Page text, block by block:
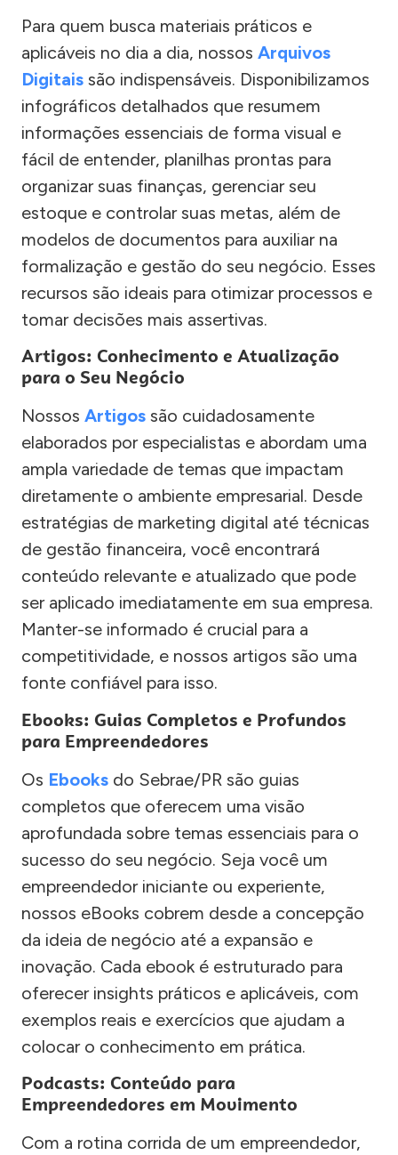
Para quem busca materiais práticos e
aplicáveis no dia a dia, nossos Arquivos
Digitais são indispensáveis. Disponibilizamos
infográficos detalhados que resumem
informações essenciais de forma visual e
fácil de entender, planilhas prontas para
organizar suas finanças, gerenciar seu
estoque e controlar suas metas, além de
modelos de documentos para auxiliar na
formalização e gestão do seu negócio. Esses
recursos são ideais para otimizar processos e
tomar decisões mais assertivas.
Artigos: Conhecimento e Atualização
para o Seu Negócio
Nossos Artigos são cuidadosamente
elaborados por especialistas e abordam uma
ampla variedade de temas que impactam
diretamente o ambiente empresarial. Desde
estratégias de marketing digital até técnicas
de gestão financeira, você encontrará
conteúdo relevante e atualizado que pode
ser aplicado imediatamente em sua empresa.
Manter-se informado é crucial para a
competitividade, e nossos artigos são uma
fonte confiável para isso.
Ebooks: Guias Completos e Profundos
para Empreendedores
Os Ebooks do Sebrae/PR são guias
completos que oferecem uma visão
aprofundada sobre temas essenciais para o
sucesso do seu negócio. Seja você um
empreendedor iniciante ou experiente,
nossos eBooks cobrem desde a concepção
da ideia de negócio até a expansão e
inovação. Cada ebook é estruturado para
oferecer insights práticos e aplicáveis, com
exemplos reais e exercícios que ajudam a
colocar o conhecimento em prática.
Podcasts: Conteúdo para
Empreendedores em Movimento
Com a rotina corrida de um empreendedor,